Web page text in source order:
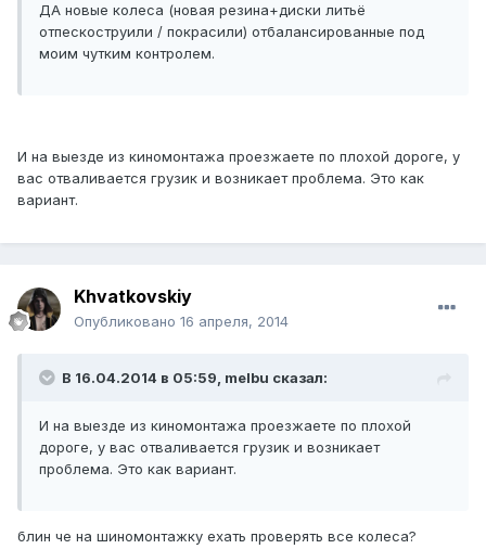
ДА новые колеса (новая резина+диски литьё
отпескоструили / покрасили) отбалансированные под
моим чутким контролем.
И на выезде из киномонтажа проезжаете по плохой дороге, у
вас отваливается грузик и возникает проблема. Это как
вариант.
Khvatkovskiy
Опубликовано 16 апреля, 2014
В 16.04.2014 в 05:59, melbu сказал:
И на выезде из киномонтажа проезжаете по плохой
дороге, у вас отваливается грузик и возникает
проблема. Это как вариант.
блин че на шиномонтажку ехать проверять все колеса?